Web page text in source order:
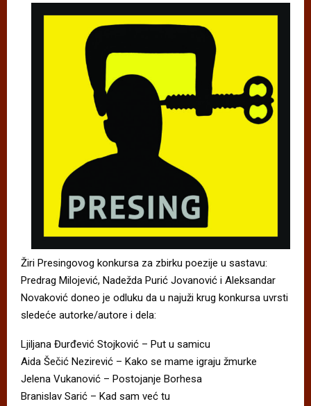
Žiri Presingovog konkursa za zbirku poezije u sastavu:
Predrag Milojević, Nadežda Purić Jovanović i Aleksandar
Novaković doneo je odluku da u najuži krug konkursa uvrsti
sledeće autorke/autore i dela:
Ljiljana Đurđević Stojković – Put u samicu
Aida Šečić Nezirević – Kako se mame igraju žmurke
Jelena Vukanović – Postojanje Borhesa
Branislav Sarić – Kad sam već tu